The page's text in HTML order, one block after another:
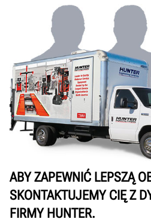
ABY ZAPEWNIĆ LEPSZĄ
SKONTAKTUJEMY CIĘ Z
FIRMY HUNTER.